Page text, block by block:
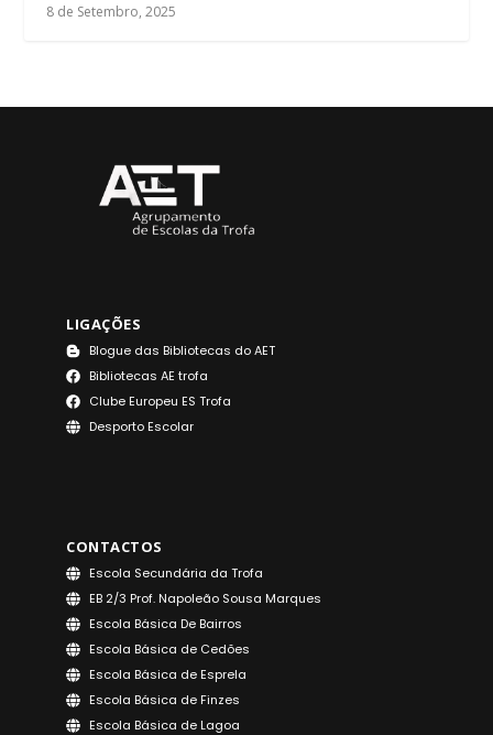
8 de Setembro, 2025
LIGAÇÕES
Blogue das Bibliotecas do AET
Bibliotecas AE trofa
Clube Europeu ES Trofa
Desporto Escolar
CONTACTOS
Escola Secundária da Trofa
EB 2/3 Prof. Napoleão Sousa Marques
Escola Básica De Bairros
Escola Básica de Cedões
Escola Básica de Esprela
Escola Básica de Finzes
Escola Básica de Lagoa